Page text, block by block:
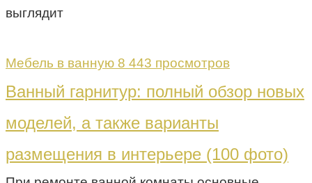
выглядит
Мебель в ванную 8 443 просмотров
Ванный гарнитур: полный обзор новых
моделей, а также варианты
размещения в интерьере (100 фото)